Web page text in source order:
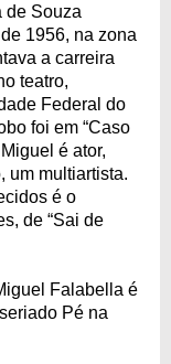
de Souza
1956, na zona
a carreira
teatro,
Federal do
foi em “Caso
é ator,
um multiartista.
é o
de “Sai de
Falabella é
Pé na